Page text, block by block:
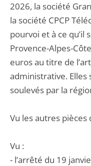
2026, la société
la société CPCP
pourvoi et à ce qu’il
Provence-Alpes-
euros au titre de
administrative.
soulevés par la
Vu les autres pièces
Vu :
- l’arrêté du 19